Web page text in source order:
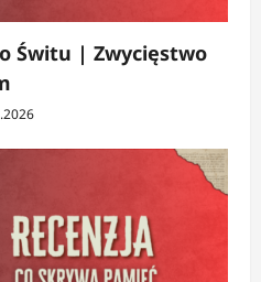
Świtu | Zwycięstwo